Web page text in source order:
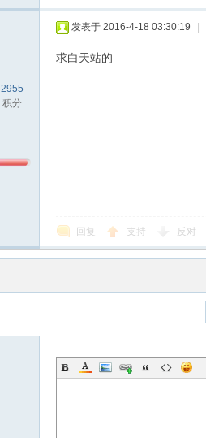
2955
积分
发表于 2016-4-18 03:30:19
求白天站的
回复 支持 反对